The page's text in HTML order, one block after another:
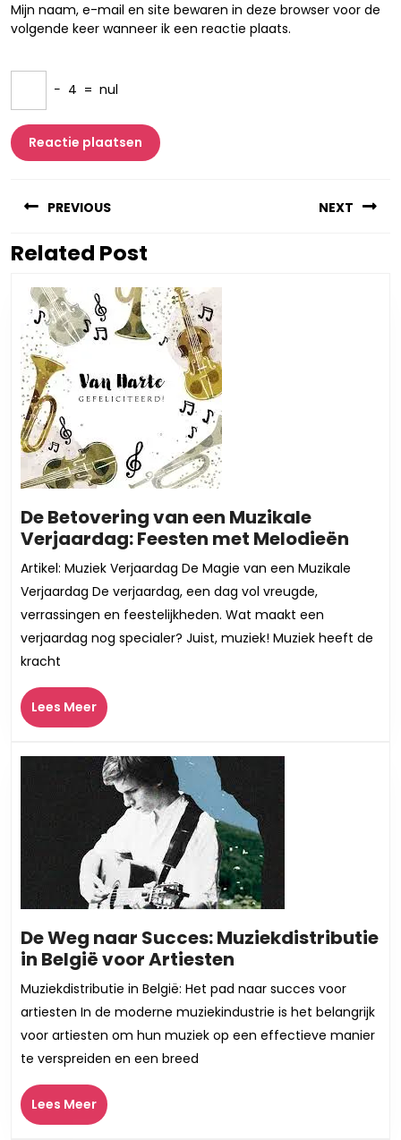
Mijn naam, e-mail en site bewaren in deze browser voor de
volgende keer wanneer ik een reactie plaats.
− 4 = nul
PREVIOUS
Vorig
NEXT
Related Post
De Betovering van een Muzikale
Verjaardag: Feesten met Melodieën
van
Artikel: Muziek Verjaardag De Magie van een Muzikale
Verjaardag De verjaardag, een dag vol vreugde,
verrassingen en feestelijkheden. Wat maakt een
verjaardag nog specialer? Juist, muziek! Muziek heeft de
kracht
Lees MeerLees
Meer
De Weg naar Succes: Muziekdistributie
in België voor Artiesten
Weg
naar
Succes:
Muziekdistributie
Muziekdistributie in België: Het pad naar succes voor
artiesten In de moderne muziekindustrie is het belangrijk
voor artiesten om hun muziek op een effectieve manier
te verspreiden en een breed
Lees MeerLees
Meer